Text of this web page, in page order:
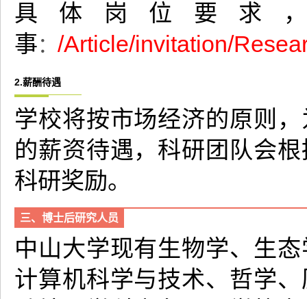
具体岗位要求
事： /Article/invitation/
2.薪酬待遇
学校将按市场经济的原则
的薪资待遇，科研团队会
科研奖励。
三、博士后研究人员
中山大学现有生物学、生
计算机科学与技术、哲学